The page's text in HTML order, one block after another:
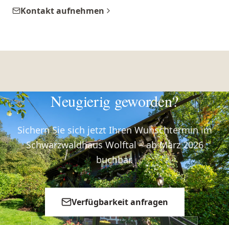
Kontakt aufnehmen
Neugierig geworden?
Sichern Sie sich jetzt Ihren Wunschtermin im
Schwarzwaldhaus Wolftal – ab März 2026
buchbar.
Verfügbarkeit anfragen